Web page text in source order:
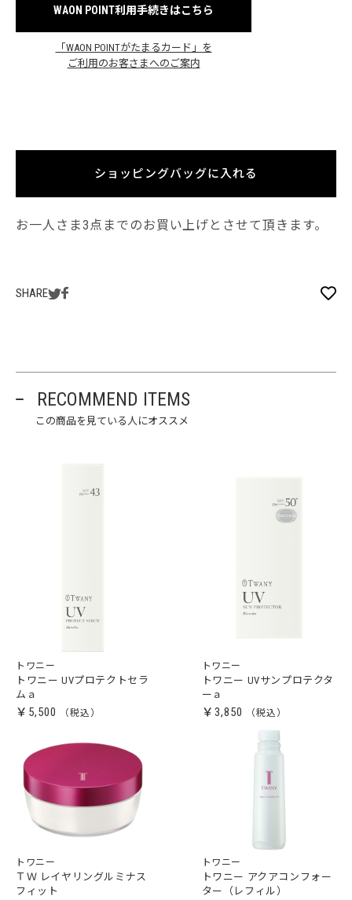
WAON POINT利用手続きはこちら
「WAON POINTがたまるカード」を
ご利用のお客さまへのご案内
ショッピングバッグに入れる
お一人さま3点までのお買い上げとさせて頂きます。
SHARE
RECOMMEND ITEMS
この商品を見ている人にオススメ
トワニー
トワニー UVプロテクトセラ
ムａ
￥5,500
トワニー
トワニー UVサンプロテクタ
ーａ
￥3,850
トワニー
ＴＷ レイヤリングルミナス
フィット
トワニー
トワニー アクアコンフォー
ター（レフィル）